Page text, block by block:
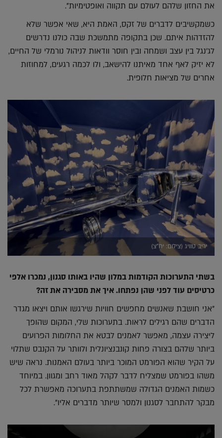
את החזון שלהם לעולם עם תקווה ואופטימיות".
כשמקשיבים לדברים של זקס, האמת היא, שאי אפשר שלא
להזדהות איתם. שכן בתקופה מתמשכת שבה כולנו נדרשים
לג'נגל בין עצב ושמחה ובין חוסר וודאות לניהול נורמלי של החיים,
לא יזיק לאף אחד מאיתנו להישאב, ולו לכמה רגעים, למחוזות
אחרים של מציאות חלופית.
יריב טוויג (צילום: יח"צ)
בשתי התערוכות הקודמות במלון שהיו באותו סגנון, נמכרו אלפי
כרטיסים עוד לפני שהן נפתחו. איך את מסבירה את זה?
"אני חושבת שאנשים מחפשים חוויות שירגשו אותם ויצאו מגדר
הדברים שהם רגילים לראות. בתערוכות שלי, המקום שהופך
ליצירה עצמה, מאפשר לאמנים לבטא את החלומות הפרועים
ביותר שלהם בצורה פחות קונבנציונלית ולוותר על הקנבס שתלוי
על הקיר שהוא הפורמט המוכר ביותר בעולם האמנות. נראה שיש
משהו בפורמט שמצליח לדבר לקהל מאוד רחב ומגוון. במיוחד
כשמות האמנים הגדולה שמשתתפת בתערוכה מאפשרת לכל
מבקר להתחבר לסגנון ולמסר שיותר מדברים אליו".